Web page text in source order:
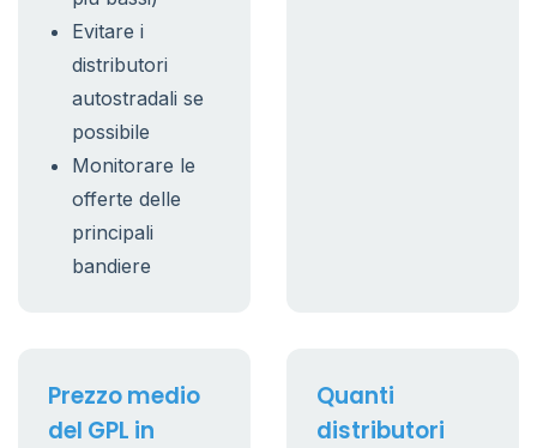
Evitare i
distributori
autostradali se
possibile
Monitorare le
offerte delle
principali
bandiere
Prezzo medio
del GPL in
Quanti
distributori